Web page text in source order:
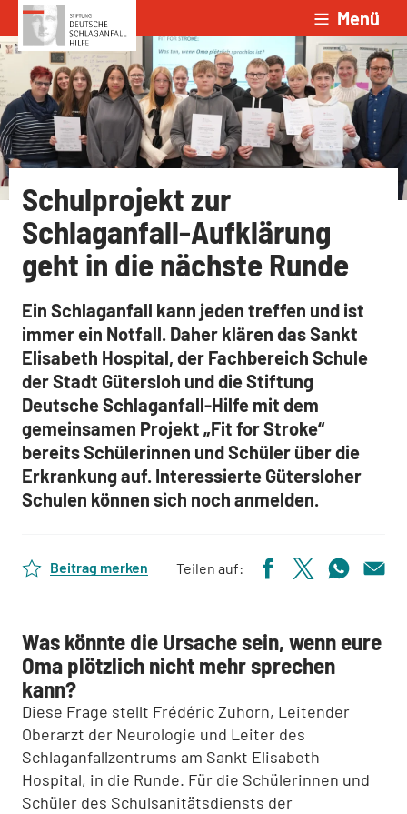
Zum Inhalt springen Menü
Schulprojekt zur
Schlaganfall-Aufklärung
geht in die nächste Runde
Ein Schlaganfall kann jeden treffen und ist
immer ein Notfall. Daher klären das Sankt
Elisabeth Hospital, der Fachbereich Schule
der Stadt Gütersloh und die Stiftung
Deutsche Schlaganfall-Hilfe mit dem
gemeinsamen Projekt „Fit for Stroke“
bereits Schülerinnen und Schüler über die
Erkrankung auf. Interessierte Gütersloher
Schulen können sich noch anmelden.
Beitrag merken Teilen auf:
Was könnte die Ursache sein, wenn eure
Oma plötzlich nicht mehr sprechen
kann?
Diese Frage stellt Frédéric Zuhorn, Leitender
Oberarzt der Neurologie und Leiter des
Schlaganfallzentrums am Sankt Elisabeth
Hospital, in die Runde. Für die Schülerinnen und
Schüler des Schulsanitätsdiensts der